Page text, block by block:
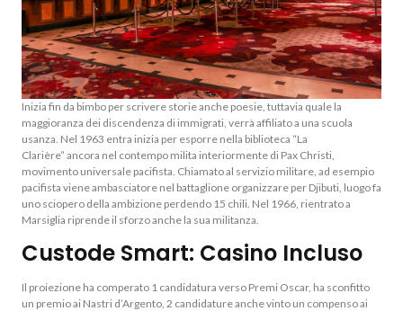
Inizia fin da bimbo per scrivere storie anche poesie, tuttavia quale la
maggioranza dei discendenza di immigrati, verrà affiliato a una scuola
usanza. Nel 1963 entra inizia per esporre nella biblioteca “La
Clarière” ancora nel contempo milita interiormente di Pax Christi,
movimento universale pacifista. Chiamato al servizio militare, ad esempio
pacifista viene ambasciatore nel battaglione organizzare per Djibuti, luogo fa
uno sciopero della ambizione perdendo 15 chili. Nel 1966, rientrato a
Marsiglia riprende il sforzo anche la sua militanza.
Custode Smart: Casino Incluso
Il proiezione ha comperato 1 candidatura verso Premi Oscar, ha sconfitto
un premio ai Nastri d’Argento, 2 candidature anche vinto un compenso ai